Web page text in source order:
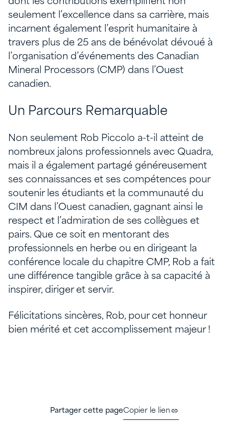
seulement l’excellence dans sa carrière, mais
incarnent également l’esprit humanitaire à
travers plus de 25 ans de bénévolat dévoué à
l’organisation d’événements des Canadian
Mineral Processors (CMP) dans l’Ouest
canadien.
Un Parcours Remarquable
Non seulement Rob Piccolo a-t-il atteint de
nombreux jalons professionnels avec Quadra,
mais il a également partagé généreusement
ses connaissances et ses compétences pour
soutenir les étudiants et la communauté du
CIM dans l’Ouest canadien, gagnant ainsi le
respect et l’admiration de ses collègues et
pairs. Que ce soit en mentorant des
professionnels en herbe ou en dirigeant la
conférence locale du chapitre CMP, Rob a fait
une différence tangible grâce à sa capacité à
inspirer, diriger et servir.
Félicitations sincères, Rob, pour cet honneur
bien mérité et cet accomplissement majeur !
Partager cette pageCopier le lien